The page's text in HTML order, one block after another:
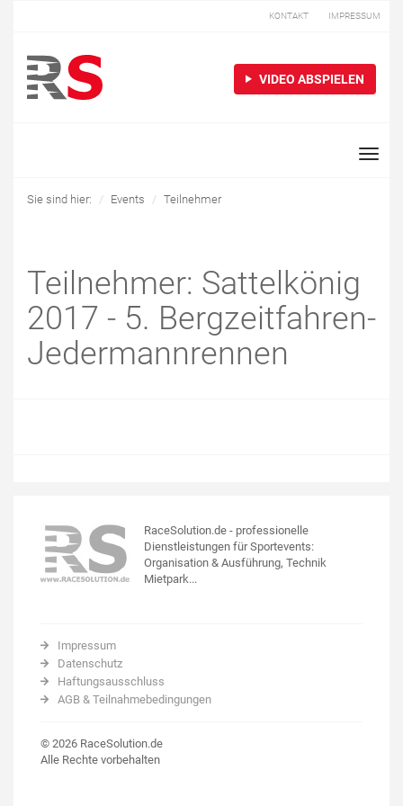
KONTAKT IMPRESSUM
VIDEO ABSPIELEN
Toggle
Sie sind hier: Events Teilnehmer
Teilnehmer: Sattelkönig
2017 - 5. Bergzeitfahren-
Jedermannrennen
RaceSolution.de - professionelle
Dienstleistungen für Sportevents:
Organisation & Ausführung, Technik
Mietpark...
Impressum
Datenschutz
Haftungsausschluss
AGB & Teilnahmebedingungen
© 2026 RaceSolution.de
Alle Rechte vorbehalten